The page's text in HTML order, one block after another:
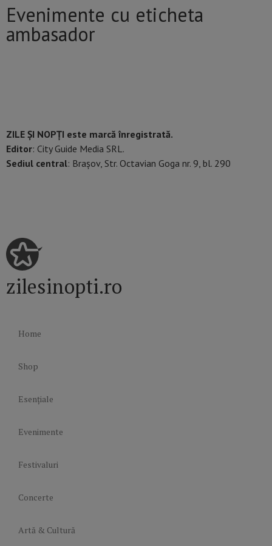
Evenimente cu eticheta
ambasador
ZILE ȘI NOPȚI este marcă înregistrată.
Editor: City Guide Media SRL.
Sediul central: Brașov, Str. Octavian Goga nr. 9, bl. 290
zilesinopti.ro
Home
Shop
Esențiale
Evenimente
Festivaluri
Concerte
Artă & Cultură